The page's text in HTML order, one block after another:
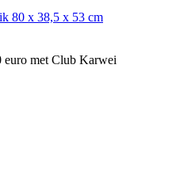
80 x 38,5 x 53 cm
euro met Club Karwei